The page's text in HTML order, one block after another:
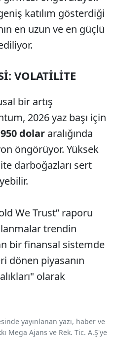
katılım gösterdiği
en uzun ve en güçlü
VOLATİLİTE
bir artış
2026 yaz başı için
dolar aralığında
öngörüyor. Yüksek
darboğazları sert
We Trust” raporu
trendin
bir finansal sistemde
dönen piyasanın
olarak
yayınlanan yazı, haber ve
Mega Ajans ve Rek. Tic. A.Ş'ye